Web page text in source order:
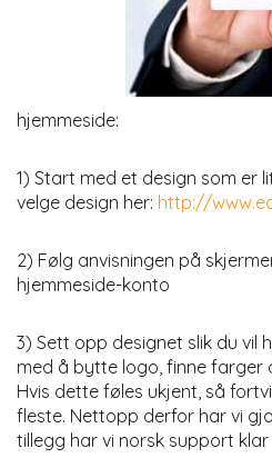
hjemmeside:
1) Start med et design som er
velge design her: http://
2) Følg anvisningen på
hjemmeside-konto
3) Sett opp designet slik du vil
med å bytte logo, finne farger
Hvis dette føles ukjent, så
fleste. Nettopp derfor har vi
tillegg har vi norsk support